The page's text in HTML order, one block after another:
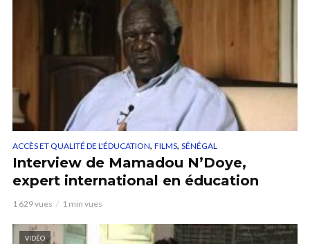
ACCÈS ET QUALITÉ DE L'ÉDUCATION, FILMS, SÉNÉGAL
Interview de Mamadou N’Doye,
expert international en éducation
1 629 vues 1 min vues
VIDÉO